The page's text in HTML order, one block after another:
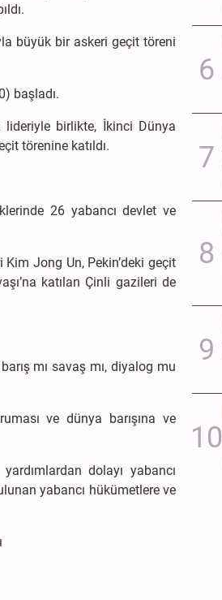
büyük bir askeri geçit töreni
başladı.
lideriyle birlikte, İkinci Dünya
törenine katıldı.
26 yabancı devlet ve
Jong Un, Pekin’deki geçit
katılan Çinli gazileri de
mı savaş mı, diyalog mu
ve dünya barışına ve
dolayı yabancı
yabancı hükümetlere ve